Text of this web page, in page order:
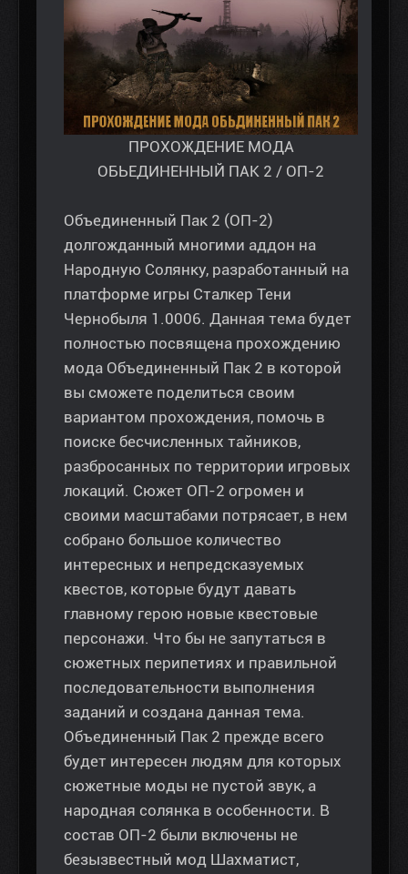
ПРОХОЖДЕНИЕ МОДА
ОБЬЕДИНЕННЫЙ ПАК 2 / ОП-2
Объединенный Пак 2 (ОП-2)
долгожданный многими аддон на
Народную Солянку, разработанный на
платформе игры Сталкер Тени
Чернобыля 1.0006. Данная тема будет
полностью посвящена прохождению
мода Объединенный Пак 2 в которой
вы сможете поделиться своим
вариантом прохождения, помочь в
поиске бесчисленных тайников,
разбросанных по территории игровых
локаций. Сюжет ОП-2 огромен и
своими масштабами потрясает, в нем
собрано большое количество
интересных и непредсказуемых
квестов, которые будут давать
главному герою новые квестовые
персонажи. Что бы не запутаться в
сюжетных перипетиях и правильной
последовательности выполнения
заданий и создана данная тема.
Объединенный Пак 2 прежде всего
будет интересен людям для которых
сюжетные моды не пустой звук, а
народная солянка в особенности. В
состав ОП-2 были включены не
безызвестный мод Шахматист,